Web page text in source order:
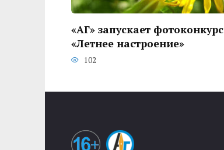
«АГ» запускает фотоконкурс
«Летнее настроение»
102